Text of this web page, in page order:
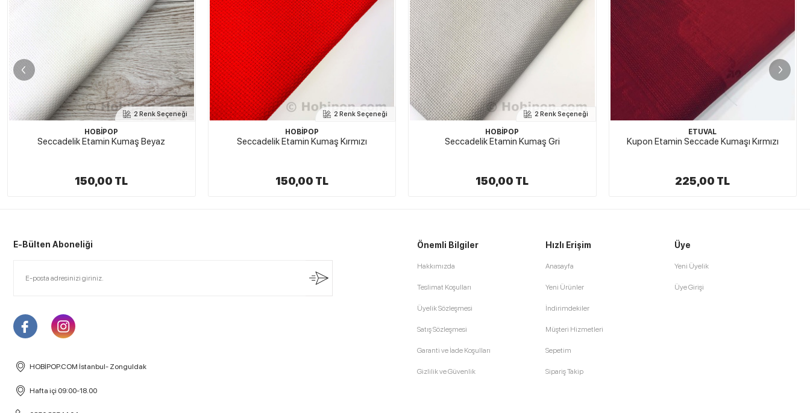
2 Renk Seçeneği
HOBİPOP
Seccadelik Etamin Kumaş Kırmızı
150,00 TL
2 Renk Seçeneği
HOBİPOP
Seccadelik Etamin Kumaş Gri
150,00 TL
ETUVAL
Kupon Etamin Seccade Kumaşı Kırmızı
225,00 TL
ETUVAL
Kupon Etamin Seccade Kumaşı Zümrüt
225,00 TL
E-Bülten Aboneliği
HOBİPOP.COM İstanbul- Zonguldak
Hafta içi 09:00-18.00
Önemli Bilgiler
Hakkımızda
Teslimat Koşulları
Üyelik Sözleşmesi
Satış Sözleşmesi
Garanti ve İade Koşulları
Gizlilik ve Güvenlik
Hızlı Erişim
Anasayfa
Yeni Ürünler
İndirimdekiler
Müşteri Hizmetleri
Sepetim
Sipariş Takip
Üye
Yeni Üyelik
Üye Girişi